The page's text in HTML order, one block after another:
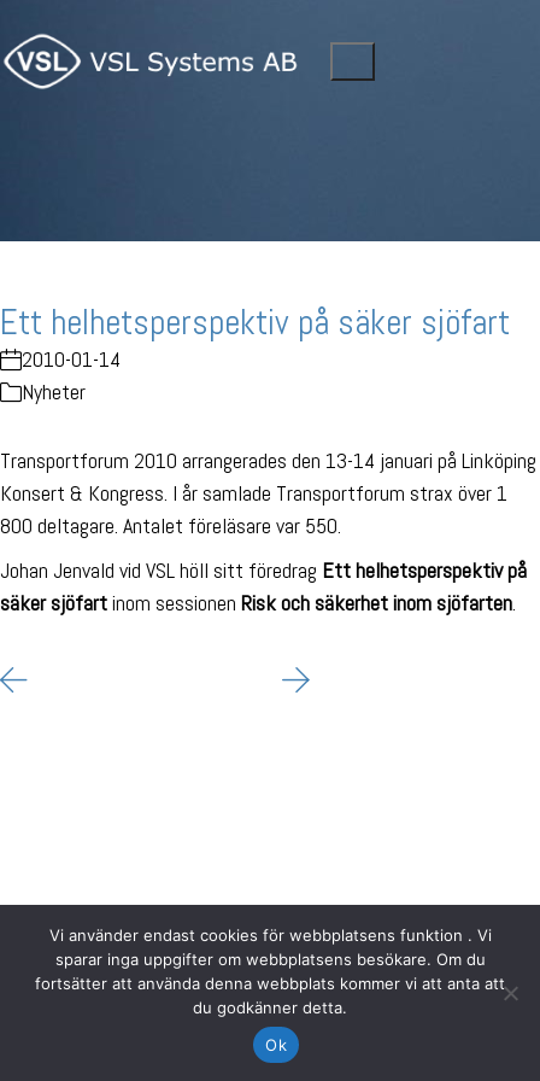
Ett helhetsperspektiv på säker sjöfart
2010-01-14
Nyheter
Transportforum 2010 arrangerades den 13-14 januari på Linköping
Konsert & Kongress. I år samlade Transportforum strax över 1
800 deltagare. Antalet föreläsare var 550.
Johan Jenvald vid VSL höll sitt föredrag Ett helhetsperspektiv på
säker sjöfartinom sessionen Risk och säkerhet inom sjöfarten.
Vi använder endast cookies för webbplatsens funktion . Vi
sparar inga uppgifter om webbplatsens besökare. Om du
fortsätter att använda denna webbplats kommer vi att anta att
du godkänner detta.
Ok